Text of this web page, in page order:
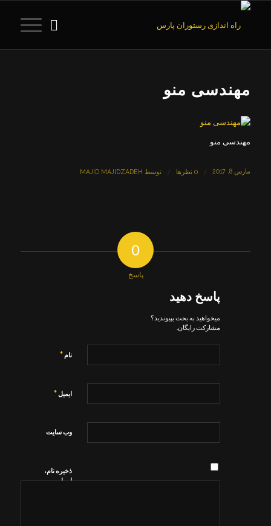
مهندسی منو
مهندسی منو
مارس 8, 2017 / 0 نظرها / توسط MAJID MAJIDZADEH
0
پاسخ
پاسخ دهید
میخواهید به بحث بپیوندید؟
مشارکت رایگان.
نام *
ایمیل *
وب‌ سایت
ذخیره نام،
ایمیل و